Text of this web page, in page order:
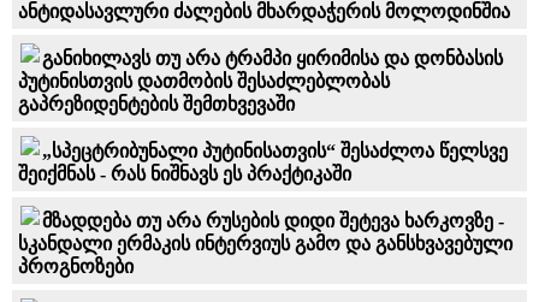
ანტიდასავლური ძალების მხარდაჭერის მოლოდინშია
განიხილავს თუ არა ტრამპი ყირიმისა და დონბასის
პუტინისთვის დათმობის შესაძლებლობას
გაპრეზიდენტების შემთხვევაში
„სპეცტრიბუნალი პუტინისათვის“ შესაძლოა წელსვე
შეიქმნას - რას ნიშნავს ეს პრაქტიკაში
მზადდება თუ არა რუსების დიდი შეტევა ხარკოვზე -
სკანდალი ერმაკის ინტერვიუს გამო და განსხვავებული
პროგნოზები